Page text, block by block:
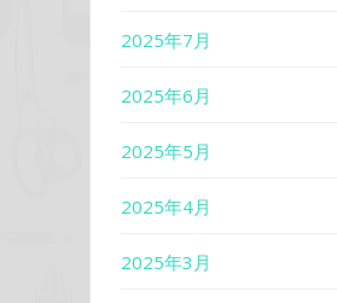
2025年7月
2025年6月
2025年5月
2025年4月
2025年3月